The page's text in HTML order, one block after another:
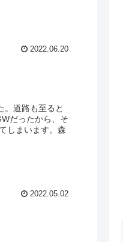
2022.06.20
。道路も至ると
だったから、そ
しまいます。森
2022.05.02